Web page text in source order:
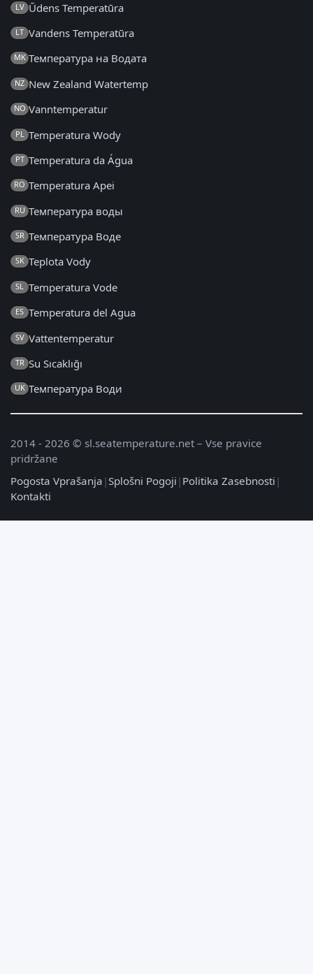
LV Ūdens Temperatūra
LT Vandens Temperatūra
MK Температура на Водата
NZ New Zealand Watertemp
NO Vanntemperatur
PL Temperatura Wody
PT Temperatura da Água
RO Temperatura Apei
RU Температура воды
SR Температура Воде
SK Teplota Vody
SL Temperatura Vode
ES Temperatura del Agua
SV Vattentemperatur
TR Su Sıcaklığı
UK Температура Води
2014 - 2026 © sl.seatemperature.net – Vse pravice
pridržane
Pogosta Vprašanja | Splošni Pogoji | Politika Zasebnosti |
Kontakti